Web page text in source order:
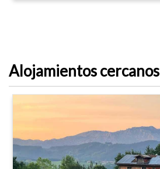
Alojamientos cercanos